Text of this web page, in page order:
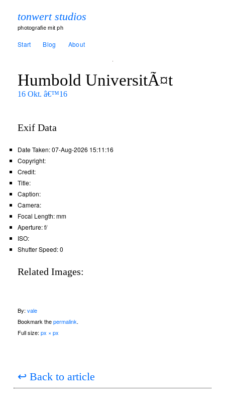
tonwert studios
photografie mit ph
Start Blog About
Humbold UniversitÃ¤t
16 Okt. â€™16
Exif Data
Date Taken:07-Aug-2026 15:11:16
Copyright:
Credit:
Title:
Caption:
Camera:
Focal Length:mm
Aperture:f/
ISO:
Shutter Speed:0
Related Images:
By: vale
Bookmark thepermalink.
Full size: px × px
↩ Back to article